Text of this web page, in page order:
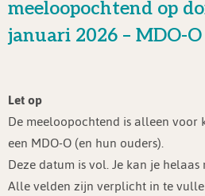
meeloopochtend op
januari 2026 – MDO-O
Let op
De meeloopochtend is alleen
een MDO-O (en hun ouders).
Deze datum is vol. Je kan je
Alle velden zijn verplicht in te